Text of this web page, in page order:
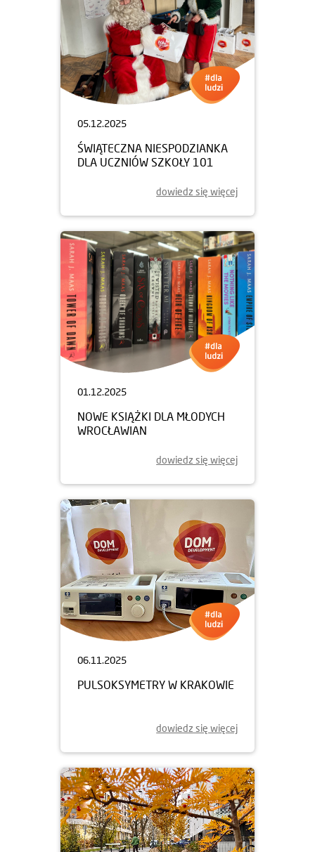
05.12.2025
ŚWIĄTECZNA NIESPODZIANKA
DLA UCZNIÓW SZKOŁY 101
dowiedz się więcej
01.12.2025
NOWE KSIĄŻKI DLA MŁODYCH
WROCŁAWIAN
dowiedz się więcej
06.11.2025
PULSOKSYMETRY W KRAKOWIE
dowiedz się więcej